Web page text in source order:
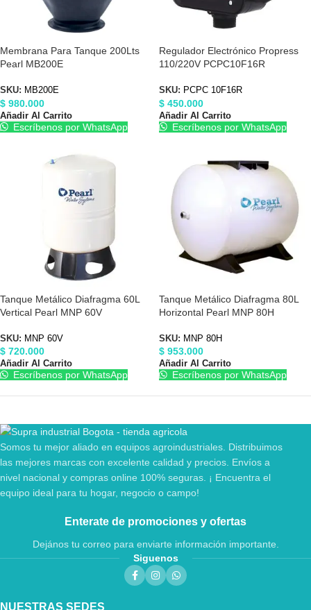
Membrana Para Tanque 200Lts
Pearl MB200E
SKU: MB200E
$ 980.000
Añadir Al Carrito
Escríbenos por WhatsApp
Regulador Electrónico Propress
110/220V PCPC10F16R
SKU: PCPC 10F16R
$ 450.000
Añadir Al Carrito
Escríbenos por WhatsApp
Tanque Metálico Diafragma 60L
Vertical Pearl MNP 60V
SKU: MNP 60V
$ 720.000
Añadir Al Carrito
Escríbenos por WhatsApp
Tanque Metálico Diafragma 80L
Horizontal Pearl MNP 80H
SKU: MNP 80H
$ 953.000
Añadir Al Carrito
Escríbenos por WhatsApp
Somos tu mejor aliado en equipos agroindustriales. Distribuimos
las mejores marcas con excelente calidad y precios. Envíos a
nivel nacional y compras online 100% seguras. ¡ Encuentra el
equipo ideal para tu hogar, negocio o campo!
Enterate de promociones y ofertas
Dejános tu correo para enviarte información importante.
Siguenos
NUESTRAS SEDES